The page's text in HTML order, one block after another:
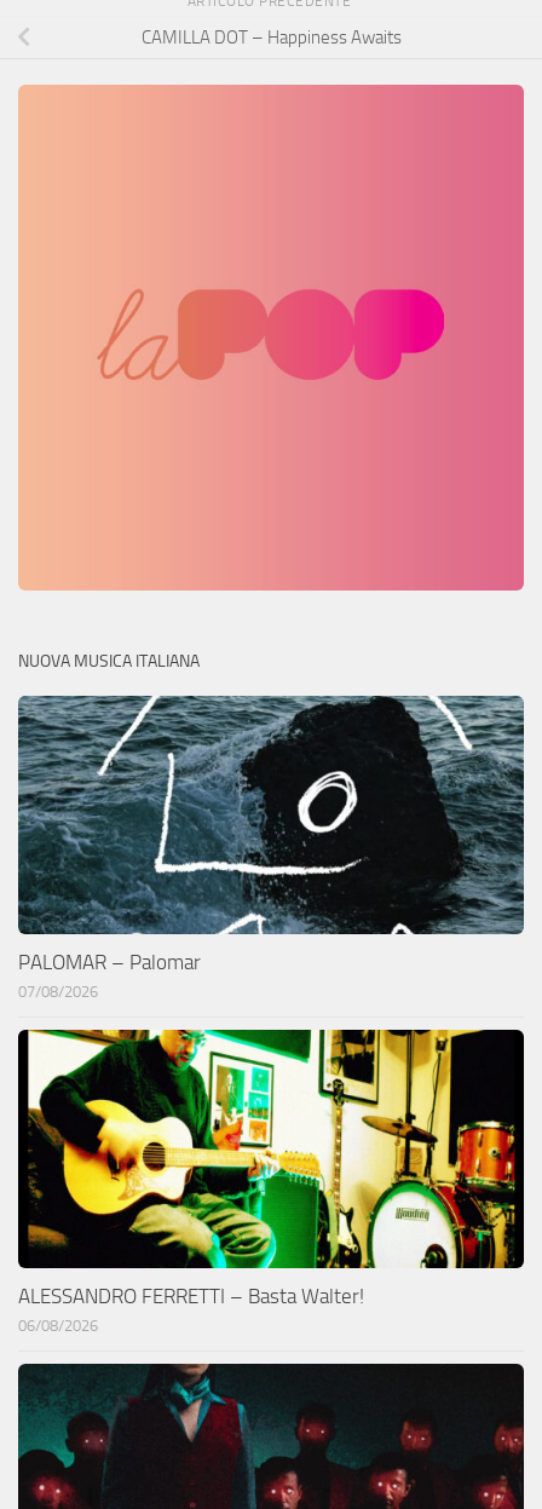
CAMILLA DOT – Happiness Awaits
NUOVA MUSICA ITALIANA
PALOMAR – Palomar
07/08/2026
ALESSANDRO FERRETTI – Basta Walter!
06/08/2026